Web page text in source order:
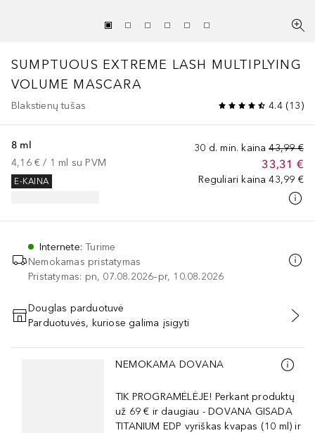
SUMPTUOUS EXTREME LASH MULTIPLYING
VOLUME MASCARA
Blakstienų tušas 4.4(13)
30 d. min. kaina 43,99 €
33,31 €
Reguliari kaina 43,99 €
8 ml
4,16 € / 1 ml su PVM
E-KAINA
Internete:Turime
Nemokamas pristatymas
Pristatymas: pn, 07.08.2026–pr, 10.08.2026
PRIDĖTI Į KREPŠELĮ
Douglas parduotuvė
Parduotuvės, kuriose galima įsigyti
Praleisti slankiklį
NEMOKAMA DOVANA
TIK PROGRAMĖLĖJE! Perkant produktų
už 69 € ir daugiau - DOVANA GISADA
TITANIUM EDP vyriškas kvapas (10 ml) ir